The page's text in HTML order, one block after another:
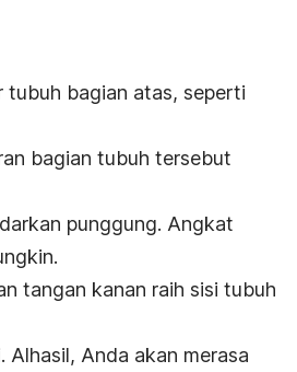
tubuh bagian atas, seperti
bagian tubuh tersebut
punggung. Angkat
tangan kanan raih sisi tubuh
Alhasil, Anda akan merasa